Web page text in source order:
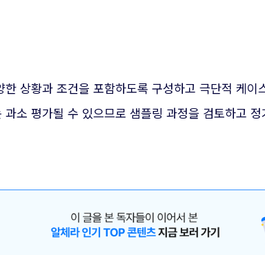
상황과 조건을 포함하도록 구성하고 극단적 케
소 평가될 수 있으므로 샘플링 과정을 검토하고